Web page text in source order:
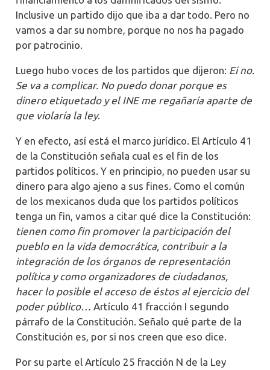
Inclusive un partido dijo que iba a dar todo. Pero no
vamos a dar su nombre, porque no nos ha pagado
por patrocinio.
Luego hubo voces de los partidos que dijeron: Ei no.
Se va a complicar. No puedo donar porque es
dinero etiquetado y el INE me regañaría aparte de
que violaría la ley.
Y en efecto, así está el marco jurídico. El Artículo 41
de la Constitución señala cual es el fin de los
partidos políticos. Y en principio, no pueden usar su
dinero para algo ajeno a sus fines. Como el común
de los mexicanos duda que los partidos políticos
tenga un fin, vamos a citar qué dice la Constitución:
tienen como fin promover la participación del
pueblo en la vida democrática, contribuir a la
integración de los órganos de representación
política y como organizadores de ciudadanos,
hacer lo posible el acceso de éstos al ejercicio del
poder público… Artículo 41 fracción I segundo
párrafo de la Constitución. Señalo qué parte de la
Constitución es, por si nos creen que eso dice.
Por su parte el Artículo 25 fracción N de la Ley